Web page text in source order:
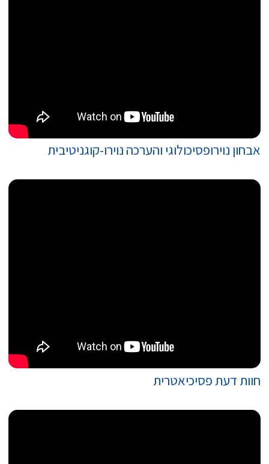
אבחון נוירופסיכולוגי והערכה נוירו-קוגניטיבית
חוות דעת פסיכיאטרית